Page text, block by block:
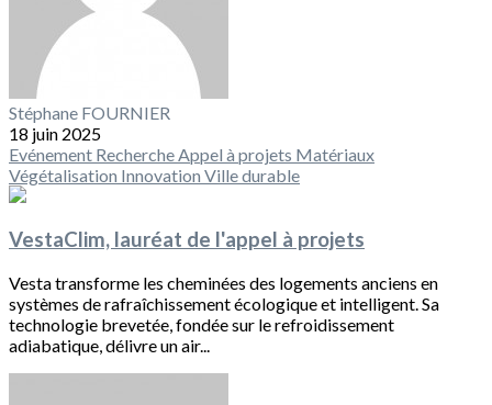
Stéphane FOURNIER
18 juin 2025
Evénement RechercheAppel à projets Matériaux
Végétalisation Innovation Ville durable
VestaClim, lauréat de l'appel à projets
Vesta transforme les cheminées des logements anciens en
systèmes de rafraîchissement écologique et intelligent. Sa
technologie brevetée, fondée sur le refroidissement
adiabatique, délivre un air...